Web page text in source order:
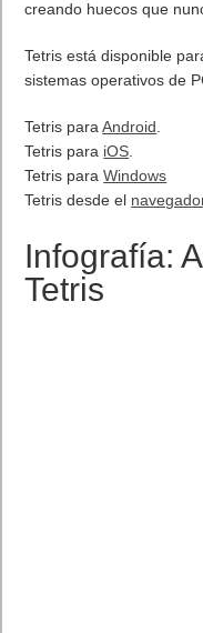
creando huecos que
Tetris está disponible
sistemas operativos de
Tetris paraAndroid.
Tetris paraiOS.
Tetris paraWindows
Tetris desde el
Infografía:
Tetris